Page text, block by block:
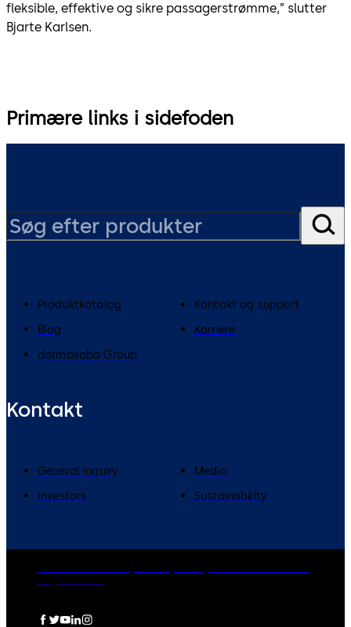
fleksible, effektive og sikre passagerstrømme,” slutter
Bjarte Karlsen.
Primære links i sidefoden
Produktkatalog
Kontakt og support
Blog
Karriere
dormakaba Group
Kontakt
General inquiry
Media
Investors
Sustainability